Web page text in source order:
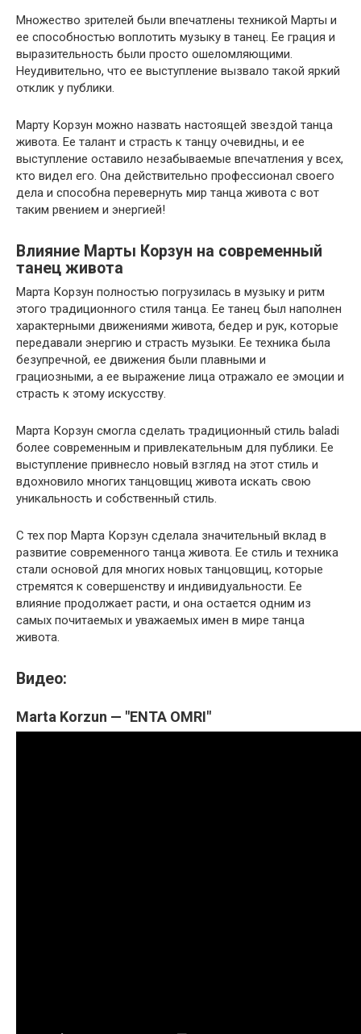
Множество зрителей были впечатлены техникой Марты и
ее способностью воплотить музыку в танец. Ее грация и
выразительность были просто ошеломляющими.
Неудивительно, что ее выступление вызвало такой яркий
отклик у публики.
Марту Корзун можно назвать настоящей звездой танца
живота. Ее талант и страсть к танцу очевидны, и ее
выступление оставило незабываемые впечатления у всех,
кто видел его. Она действительно профессионал своего
дела и способна перевернуть мир танца живота с вот
таким рвением и энергией!
Влияние Марты Корзун на современный
танец живота
Марта Корзун полностью погрузилась в музыку и ритм
этого традиционного стиля танца. Ее танец был наполнен
характерными движениями живота, бедер и рук, которые
передавали энергию и страсть музыки. Ее техника была
безупречной, ее движения были плавными и
грациозными, а ее выражение лица отражало ее эмоции и
страсть к этому искусству.
Марта Корзун смогла сделать традиционный стиль baladi
более современным и привлекательным для публики. Ее
выступление привнесло новый взгляд на этот стиль и
вдохновило многих танцовщиц живота искать свою
уникальность и собственный стиль.
С тех пор Марта Корзун сделала значительный вклад в
развитие современного танца живота. Ее стиль и техника
стали основой для многих новых танцовщиц, которые
стремятся к совершенству и индивидуальности. Ее
влияние продолжает расти, и она остается одним из
самых почитаемых и уважаемых имен в мире танца
живота.
Видео:
Marta Korzun — "ENTA OMRI"